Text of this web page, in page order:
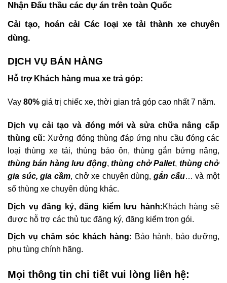
Nhận Đấu thầu các dự án trên toàn Quốc
Cải tạo, hoán cải Các loại xe tải thành xe chuyên
dùng.
DỊCH VỤ BÁN HÀNG
Hỗ trợ Khách hàng mua xe trả góp:
Vay 80% giá trị chiếc xe, thời gian trả góp cao nhất 7 năm.
Dịch vụ cải tạo và đóng mới và sửa chữa nâng cấp
thùng cũ: Xưởng đóng thùng đáp ứng nhu cầu đóng các
loại thùng xe tải, thùng bảo ôn, thùng gắn bửng nâng,
thùng bán hàng lưu động,thùng chở Pallet, thùng chở
gia súc, gia cầm, chở xe chuyên dùng,gắn cẩu… và một
số thùng xe chuyên dùng khác.
Dịch vụ đăng ký, đăng kiểm lưu hành:Khách hàng sẽ
được hỗ trợ các thủ tục đăng ký, đăng kiểm trọn gói.
Dịch vụ chăm sóc khách hàng: Bảo hành, bảo dưỡng,
phụ tùng chính hãng.
Mọi thông tin chi tiết vui lòng liên hệ: